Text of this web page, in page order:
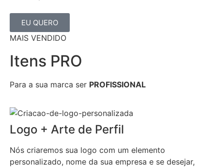
EU QUERO
MAIS VENDIDO
Itens PRO
Para a sua marca ser PROFISSIONAL
Logo + Arte de Perfil
Nós criaremos sua logo com um elemento
personalizado, nome da sua empresa e se desejar,